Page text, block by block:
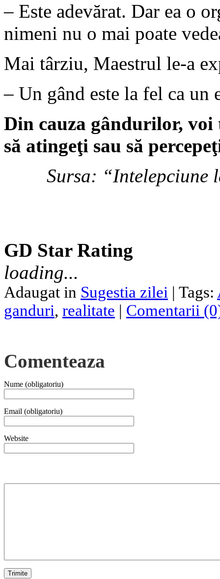
– Este adevărat. Dar ea o
nimeni nu o mai poate
Mai târziu, Maestrul le-a
– Un gând este la fel ca un
Din cauza gândurilor,
să atingeţi sau să
Sursa: “Intelepciune
GD Star Rating
loading...
Adaugat in Sugestia zilei | Tags:
ganduri, realitate | Comentarii
Comenteaza
Nume (obligatoriu)
Email (obligatoriu)
Website